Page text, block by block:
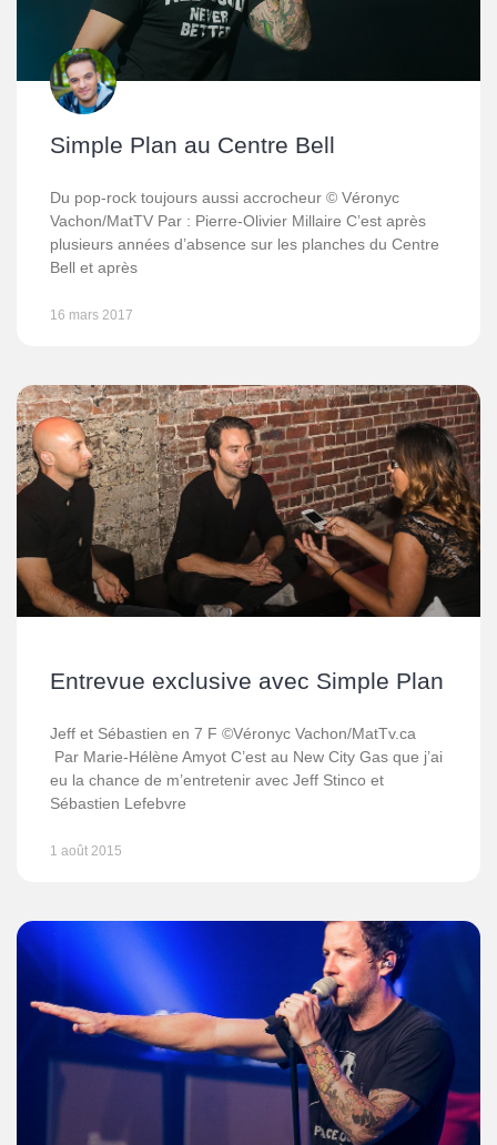
Simple Plan au Centre Bell
Du pop-rock toujours aussi accrocheur © Véronyc
Vachon/MatTV Par : Pierre-Olivier Millaire C’est après
plusieurs années d’absence sur les planches du Centre
Bell et après
16 mars 2017
Entrevue exclusive avec Simple Plan
Jeff et Sébastien en 7 F ©Véronyc Vachon/MatTv.ca
Par Marie-Hélène Amyot C’est au New City Gas que j’ai
eu la chance de m’entretenir avec Jeff Stinco et
Sébastien Lefebvre
1 août 2015